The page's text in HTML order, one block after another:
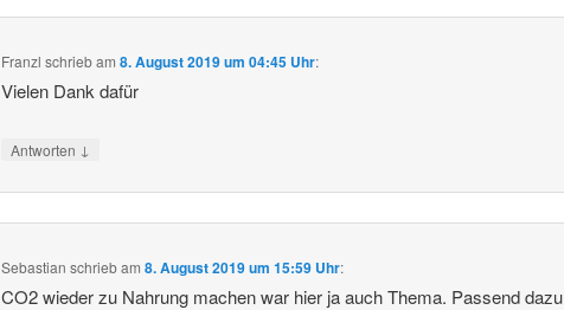
Franzl schriebam8. August 2019 um 04:45 Uhr:
Vielen Dank dafür
Antworten ↓
Sebastian schriebam8. August 2019 um 15:59 Uhr:
CO2 wieder zu Nahrung machen war hier ja auch Thema. Passend dazu